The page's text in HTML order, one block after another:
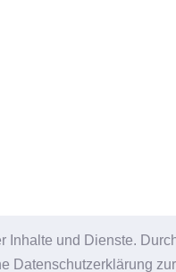
und Dienste.
Datenschutzerklärung